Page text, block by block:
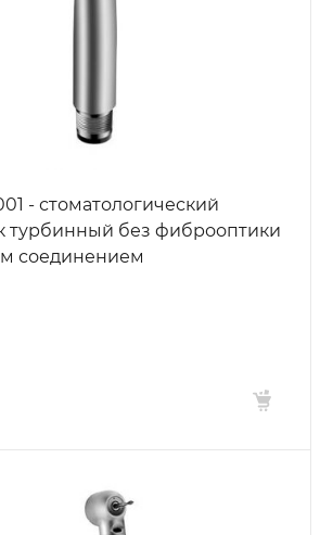
- стоматологический
турбинный без фиброоптики
соединением